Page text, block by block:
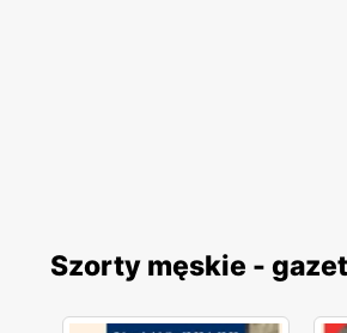
Szorty męskie -